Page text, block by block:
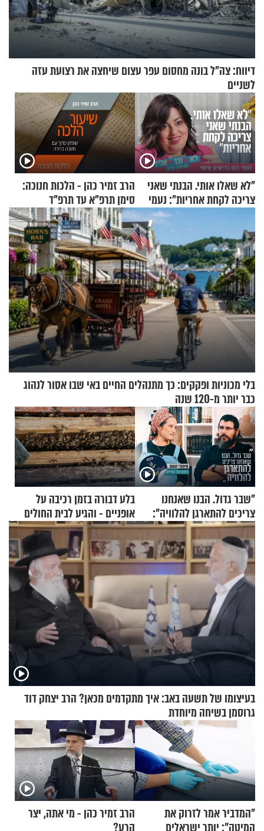
דיווח: צה"ל בונה מחסום עפר עצום שיחצה את רצועת עזה
לשניים
"לא שאלו אותי. הבנתי שאני
צריכה לקחת אחריות": נעמי
בנט בריאיון אישי
הרב זמיר כהן - הלכות חנוכה:
סימן תרפ"א עד תרפ"ד
בלי מכוניות ופקקים: כך מתנהלים החיים באי שבו אסור לנהוג
כבר יותר מ-120 שנה
"שבר גדול. הבנו שאנחנו
צריכים להתארגן להלוויה":
זוגיות במבחן, הפעם עם מרים
וגד דנינו
בלע דבורה בזמן רכיבה על
אופניים - והגיע לבית החולים
במצב מסכן חיים
בעיצומו של תשעה באב: איך מתקדמים מכאן? הרב יצחק דוד
גרוסמן בשיחה מיוחדת
"המדביר אמר לזרוק את
הרב זמיר כהן - מי אתה, יצר